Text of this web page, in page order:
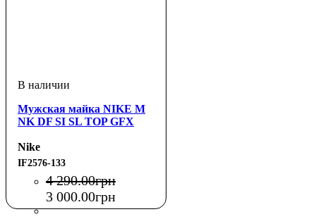
Мужская майка NIKE M
NK DF SI SL TOP GFX
Nike
IF2576-133
4 290.00грн
3 000.00грн